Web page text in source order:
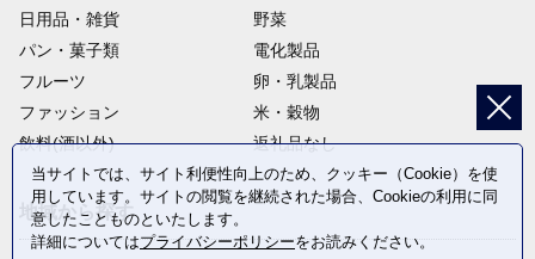
日用品・雑貨
野菜
パン・菓子類
電化製品
フルーツ
卵・乳製品
ファッション
米・穀物
飲料(酒以外)
返礼品なし
地域から探す
当サイトでは、サイト利便性向上のため、クッキー（Cookie）を使
用しています。サイトの閲覧を継続された場合、Cookieの利用に同
意したことものといたします。
詳細についてはプライバシーポリシーをお読みください。